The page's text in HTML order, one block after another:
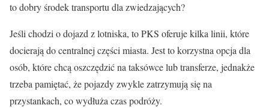
to dobry środek transportu dla zwiedzających?
Jeśli chodzi o dojazd z lotniska, to PKS oferuje kilka linii, które
docierają do centralnej części miasta. Jest to korzystna opcja dla
osób, które chcą oszczędzić na taksówce lub transferze, jednakże
trzeba pamiętać, że pojazdy zwykle zatrzymują się na
przystankach, co wydłuża czas podróży.